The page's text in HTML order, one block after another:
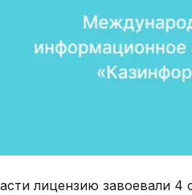
лицензию завоевали